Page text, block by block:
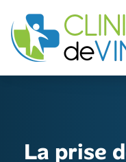
La prise